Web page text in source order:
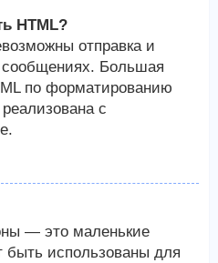
HTML?
отправка и
сообщениях. Большая
по форматированию
с
— это маленькие
быть использованы для